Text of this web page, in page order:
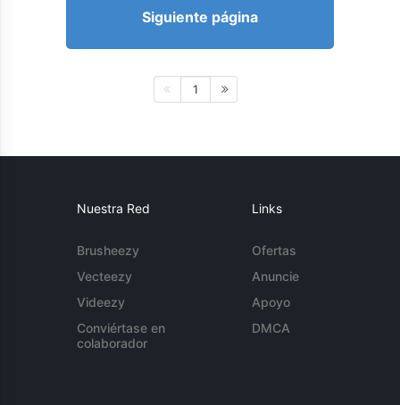
Siguiente página
1
Nuestra Red
Brusheezy
Vecteezy
Videezy
Conviértase en
colaborador
Links
Ofertas
Anuncie
Apoyo
DMCA